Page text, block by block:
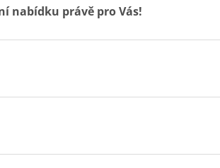
nabídku právě pro Vás!